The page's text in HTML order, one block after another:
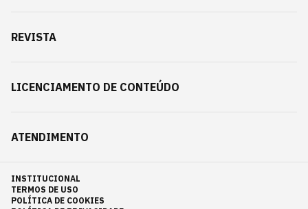
REVISTA
LICENCIAMENTO DE CONTEÚDO
ATENDIMENTO
INSTITUCIONAL
TERMOS DE USO
POLÍTICA DE COOKIES